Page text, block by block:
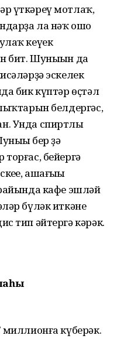
үткәреү мотлаҡ,
ла нәҡ ошо
кеүек
бит. Шуныһын да
эскелек
бик күптәр өҫтәл
белдергәс,
Унда спиртлы
бер ҙә
бейергә
ашағыһы
кафе эшләй
бүләк иткәне
тип әйтергә кәрәк.
күберәк.